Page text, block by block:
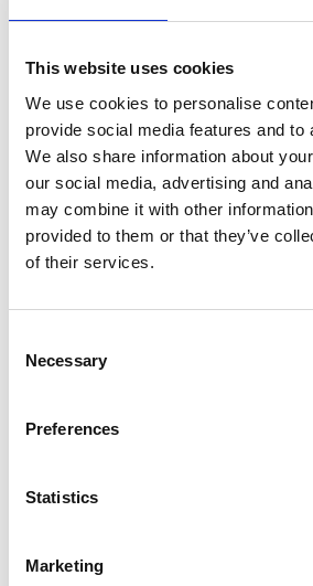
This website uses cookies
We use cookies to personalise
provide social media features and to
We also share information about
our social media, advertising and
may combine it with other
provided to them or that they’ve
of their services.
Selection
Necessary
Preferences
Statistics
Marketing
Informations sur le produit
Description
Échelle Solide 4×9
L’échelle coulissante
pour une utilisation intensive par les
leur position horizontale
, cette
Cetteéchelle
d'extension et à sa longueur réduite une